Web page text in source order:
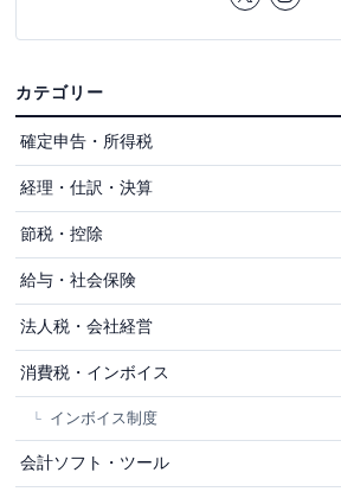
カテゴリー
確定申告・所得税
経理・仕訳・決算
節税・控除
給与・社会保険
法人税・会社経営
消費税・インボイス
インボイス制度
会計ソフト・ツール